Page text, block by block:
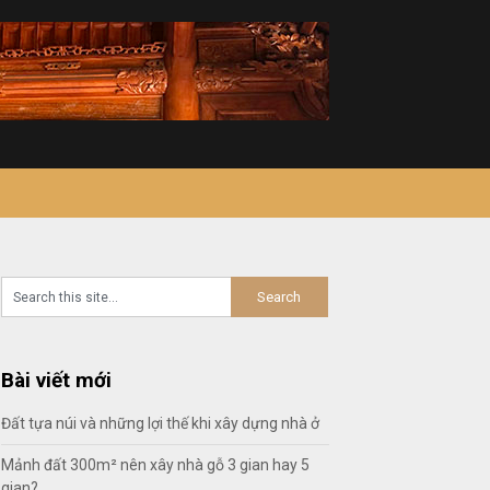
Bài viết mới
Đất tựa núi và những lợi thế khi xây dựng nhà ở
Mảnh đất 300m² nên xây nhà gỗ 3 gian hay 5